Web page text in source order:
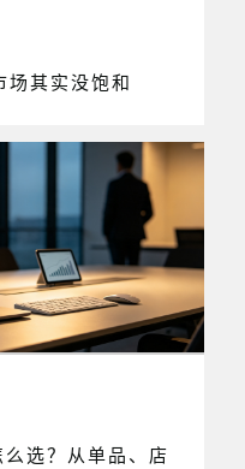
其实没饱和
选？从单品、店